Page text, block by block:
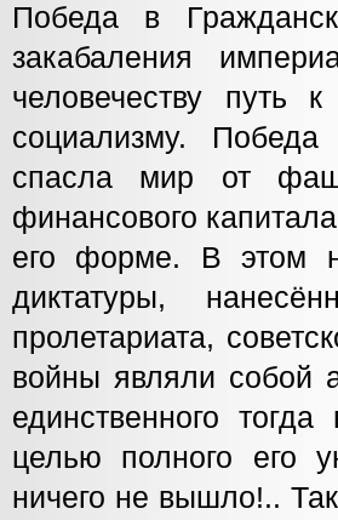
Победа в
закабаления
человечеству путь
социализму.
спасла мир от
финансового
его форме. В этом
диктатуры,
пролетариата,
войны являли собой
единственного
целью полного его
ничего не вышло!..